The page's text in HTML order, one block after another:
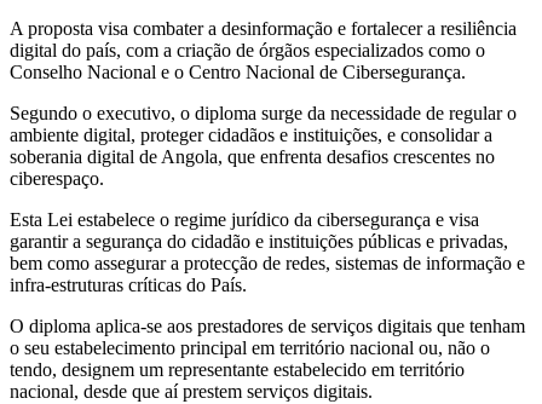
A proposta visa combater a desinformação e fortalecer a resiliência
digital do país, com a criação de órgãos especializados como o
Conselho Nacional e o Centro Nacional de Cibersegurança.
Segundo o executivo, o diploma surge da necessidade de regular o
ambiente digital, proteger cidadãos e instituições, e consolidar a
soberania digital de Angola, que enfrenta desafios crescentes no
ciberespaço.
Esta Lei estabelece o regime jurídico da cibersegurança e visa
garantir a segurança do cidadão e instituições públicas e privadas,
bem como assegurar a protecção de redes, sistemas de informação e
infra-estruturas críticas do País.
O diploma aplica-se aos prestadores de serviços digitais que tenham
o seu estabelecimento principal em território nacional ou, não o
tendo, designem um representante estabelecido em território
nacional, desde que aí prestem serviços digitais.